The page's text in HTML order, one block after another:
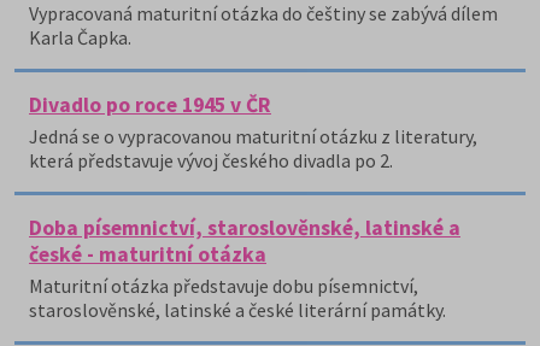
Vypracovaná maturitní otázka do češtiny se zabývá dílem
Karla Čapka.
Divadlo po roce 1945 v ČR
Jedná se o vypracovanou maturitní otázku z literatury,
která představuje vývoj českého divadla po 2.
Doba písemnictví, staroslověnské, latinské a
české - maturitní otázka
Maturitní otázka představuje dobu písemnictví,
staroslověnské, latinské a české literární památky.